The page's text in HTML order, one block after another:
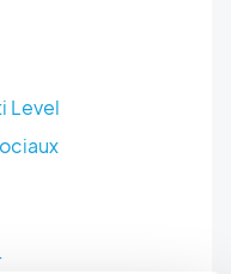
Level